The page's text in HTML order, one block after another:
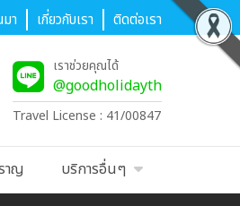
า เกี่ยวกับเรา ติดต่อเรา
เราช่วยคุณได้
@goodholidayth
Travel License : 41/00847
าญ บริการอื่นๆ